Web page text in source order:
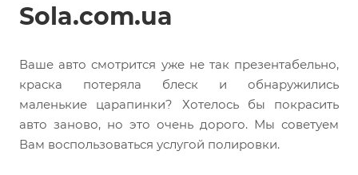
Sola.com.ua
Ваше авто смотрится уже не так презентабельно,
краска потеряла блеск и обнаружились
маленькие царапинки? Хотелось бы покрасить
авто заново, но это очень дорого. Мы советуем
Вам воспользоваться услугой полировки.